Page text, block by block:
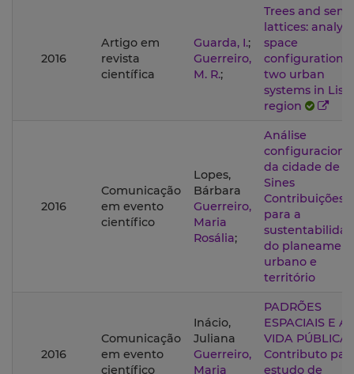
2016
Artigo em
revista
científica
Guarda, I.;
Guerreiro,
M. R.;
Trees and
lattices:
space
configuration
two urban
systems in
region
2016
Comunicação
em evento
científico
Lopes,
Bárbara
Guerreiro,
Maria
Rosália;
Análise
da cidade de
Sines
Contribuições
para a
do
urbano e
território
2016
Comunicação
em evento
científico
Inácio,
Juliana
Guerreiro,
Maria
PADRÕES
ESPACIAIS E A
VIDA PÚBLICA:
Contributo
estudo de